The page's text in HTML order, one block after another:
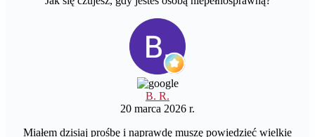
B. R.
20 marca 2026 r.
Miałem dzisiaj prośbę i naprawdę muszę powiedzieć wielkie